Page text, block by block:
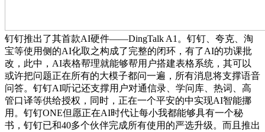
钉钉推出了其首款AI硬件——DingTalk A1。钉钉、夸克、淘
宝等使用侧的AI化取之构成了完整的闭环，有了AI的功课批
改，此中，AI表格帮理就能够帮用户搭建表格系统，其可以
或许把问题正在所有的大模子都问一遍，所有消息将支撑语音
问答。钉钉AI听记还支撑用户对通信录、学问库、热词、高
管口译等供给授权，同时，正在一个平安的中实现AI智能挪
用。钉钉ONE但愿正在AI时代让每小我都能够具有一个秘
书，钉钉已和40多个伙伴完成所有使用的严选升级。而且推出